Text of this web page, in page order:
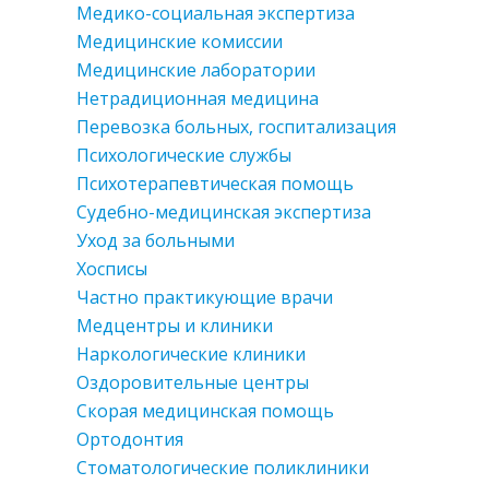
Медико-социальная экспертиза
Медицинские комиссии
Медицинские лаборатории
Нетрадиционная медицина
Перевозка больных, госпитализация
Психологические службы
Психотерапевтическая помощь
Судебно-медицинская экспертиза
Уход за больными
Хосписы
Частно практикующие врачи
Медцентры и клиники
Наркологические клиники
Оздоровительные центры
Скорая медицинская помощь
Ортодонтия
Стоматологические поликлиники